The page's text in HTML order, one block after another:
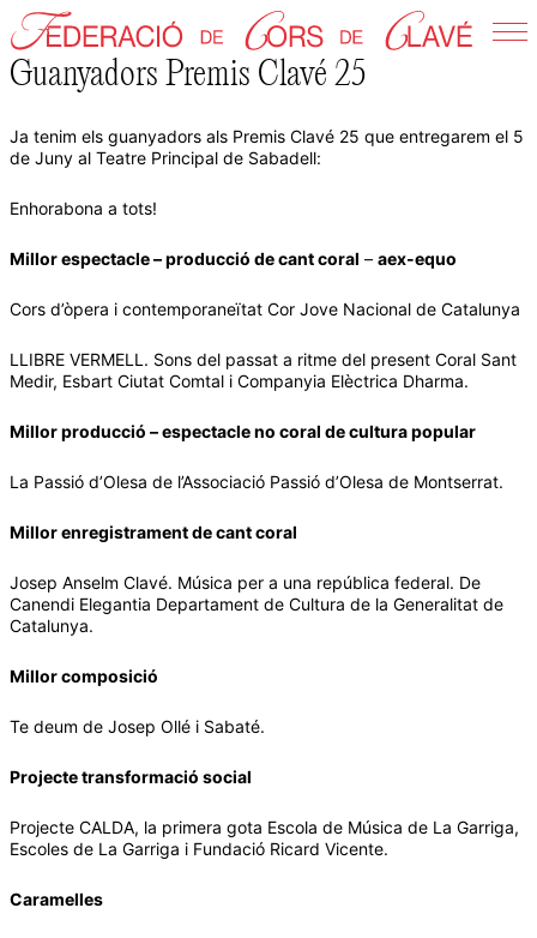
Skip
to
content
Federació de Cors de Clavé
Guanyadors Premis Clavé 25
Ja tenim els guanyadors als Premis Clavé 25 que entregarem el 5
de Juny al Teatre Principal de Sabadell:
Enhorabona a tots!
Millor espectacle – producció de cant coral – aex-equo
Cors d’òpera i contemporaneïtat Cor Jove Nacional de Catalunya
⁠LLIBRE VERMELL. Sons del passat a ritme del present Coral Sant
Medir, Esbart Ciutat Comtal i Companyia Elèctrica Dharma.
Millor producció – espectacle no coral de cultura popular
La Passió d’Olesa de l’Associació Passió d’Olesa de Montserrat.
Millor enregistrament de cant coral
⁠Josep Anselm Clavé. Música per a una república federal. De
Canendi Elegantia Departament de Cultura de la Generalitat de
Catalunya.
Millor composició
Te deum de Josep Ollé i Sabaté.
Projecte transformació social
Projecte CALDA, la primera gota Escola de Música de La Garriga,
Escoles de La Garriga i Fundació Ricard Vicente.
Caramelles